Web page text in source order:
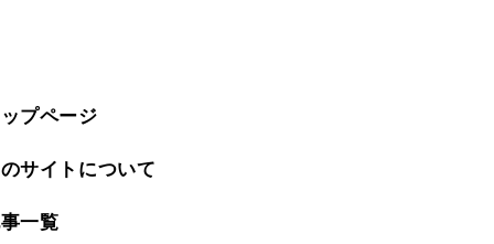
プページ
サイトについて
一覧